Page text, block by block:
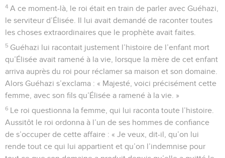
4 A ce moment-là, le roi était en train de parler avec Guéhazi,
le serviteur d’Élisée. Il lui avait demandé de raconter toutes
les choses extraordinaires que le prophète avait faites.
5 Guéhazi lui racontait justement l’histoire de l’enfant mort
qu’Élisée avait ramené à la vie, lorsque la mère de cet enfant
arriva auprès du roi pour réclamer sa maison et son domaine.
Alors Guéhazi s’exclama : « Majesté, voici précisément cette
femme, avec son fils qu’Élisée a ramené à la vie. »
6 Le roi questionna la femme, qui lui raconta toute l’histoire.
Aussitôt le roi ordonna à l’un de ses hommes de confiance
de s’occuper de cette affaire : « Je veux, dit-il, qu’on lui
rende tout ce qui lui appartient et qu’on l’indemnise pour